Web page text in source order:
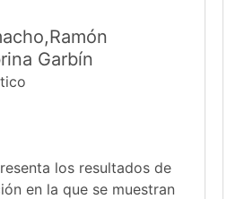
Garbín
los resultados de
en la que se muestran